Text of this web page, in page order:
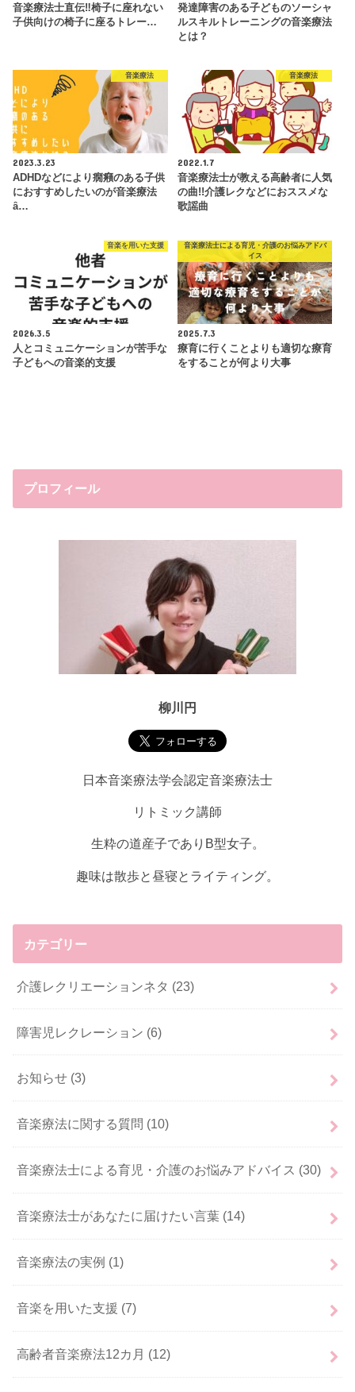
音楽療法士直伝‼︎椅子に座れない
子供向けの椅子に座るトレー…
発達障害のある子どものソーシャ
ルスキルトレーニングの音楽療法
とは？
音楽療法
2023.3.23
ADHDなどにより癇癪のある子供
におすすめしたいのが音楽療法
ȃ…
音楽療法
2022.1.7
音楽療法士が教える高齢者に人気
の曲!!介護レクなどにおススメな
歌謡曲
音楽を用いた支援
2026.3.5
人とコミュニケーションが苦手な
子どもへの音楽的支援
音楽療法士による育児・介護のお悩みアドバ
イス
2025.7.3
療育に行くことよりも適切な療育
をすることが何より大事
プロフィール
柳川円
日本音楽療法学会認定音楽療法士
リトミック講師
生粋の道産子でありB型女子。
趣味は散歩と昼寝とライティング。
カテゴリー
介護レクリエーションネタ (23)
障害児レクレーション (6)
お知らせ (3)
音楽療法に関する質問 (10)
音楽療法士による育児・介護のお悩みアドバイス (30)
音楽療法士があなたに届けたい言葉 (14)
音楽療法の実例 (1)
音楽を用いた支援 (7)
高齢者音楽療法12カ月 (12)